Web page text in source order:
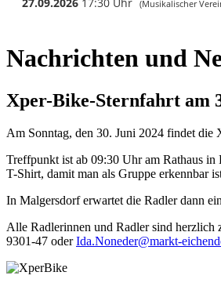
Nachrichten und
Xper-Bike-Sternfahrt am
Am Sonntag, den 30. Juni 2024 findet die
Treffpunkt ist ab 09:30 Uhr am Rathaus in
T-Shirt, damit man als Gruppe erkennbar
In Malgersdorf erwartet die Radler dann
Alle Radlerinnen und Radler sind herzlich
9301-47 oderIda.Noneder@markt-